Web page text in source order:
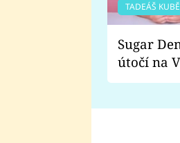
TADEÁŠ
Sugar
útočí na
Proč je